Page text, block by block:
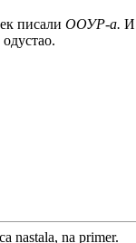
писали ООУР-а. И
nastala, na primer.